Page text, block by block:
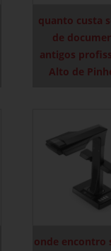
quanto custa
de
antigos
Alto de
onde encontro